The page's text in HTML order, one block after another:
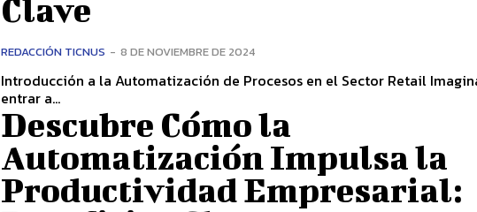
Clave
REDACCIÓN TICNUS - 8 DE NOVIEMBRE DE 2024
Introducción a la Automatización de Procesos en el Sector Retail Imagina
entrar a...
Descubre Cómo la
Automatización Impulsa la
Productividad Empresarial: